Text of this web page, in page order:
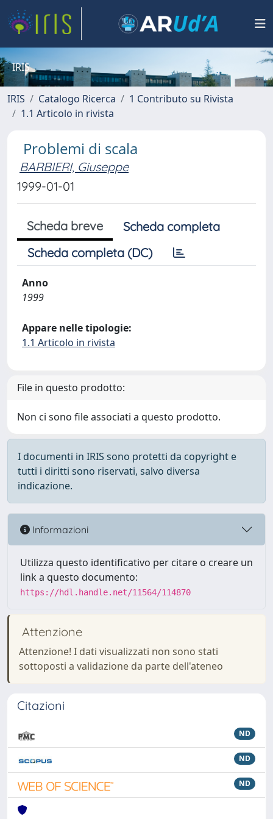
IRIS
IRIS Catalogo Ricerca
1 Contributo su Rivista
1.1 Articolo in rivista
Problemi di scala
BARBIERI, Giuseppe
1999-01-01
Scheda breve
Scheda completa
Scheda completa (DC)
Anno
1999
Appare nelle tipologie:
1.1 Articolo in rivista
File in questo prodotto:
Non ci sono file associati a questo prodotto.
I documenti in IRIS sono protetti da copyright e
tutti i diritti sono riservati, salvo diversa
indicazione.
Informazioni
Utilizza questo identificativo per citare o creare un
link a questo documento:
https://hdl.handle.net/11564/114870
Attenzione
Attenzione! I dati visualizzati non sono stati
sottoposti a validazione da parte dell'ateneo
Citazioni
ND
ND
ND